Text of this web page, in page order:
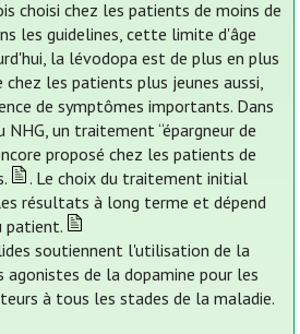
choisi chez les patients de moins de
les guidelines, cette limite d'âge
la lévodopa est de plus en plus
les patients plus jeunes aussi,
de symptômes importants. Dans
NHG, un traitement “épargneur de
proposé chez les patients de
. Le choix du traitement initial
résultats à long terme et dépend
patient.
soutiennent l'utilisation de la
agonistes de la dopamine pour les
à tous les stades de la maladie.